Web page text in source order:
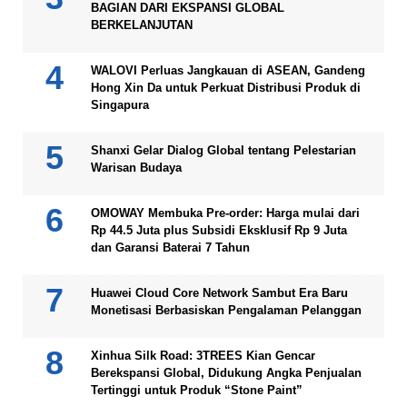
BAGIAN DARI EKSPANSI GLOBAL
BERKELANJUTAN
WALOVI Perluas Jangkauan di ASEAN, Gandeng
Hong Xin Da untuk Perkuat Distribusi Produk di
Singapura
Shanxi Gelar Dialog Global tentang Pelestarian
Warisan Budaya
OMOWAY Membuka Pre-order: Harga mulai dari
Rp 44.5 Juta plus Subsidi Eksklusif Rp 9 Juta
dan Garansi Baterai 7 Tahun
Huawei Cloud Core Network Sambut Era Baru
Monetisasi Berbasiskan Pengalaman Pelanggan
Xinhua Silk Road: 3TREES Kian Gencar
Berekspansi Global, Didukung Angka Penjualan
Tertinggi untuk Produk “Stone Paint”